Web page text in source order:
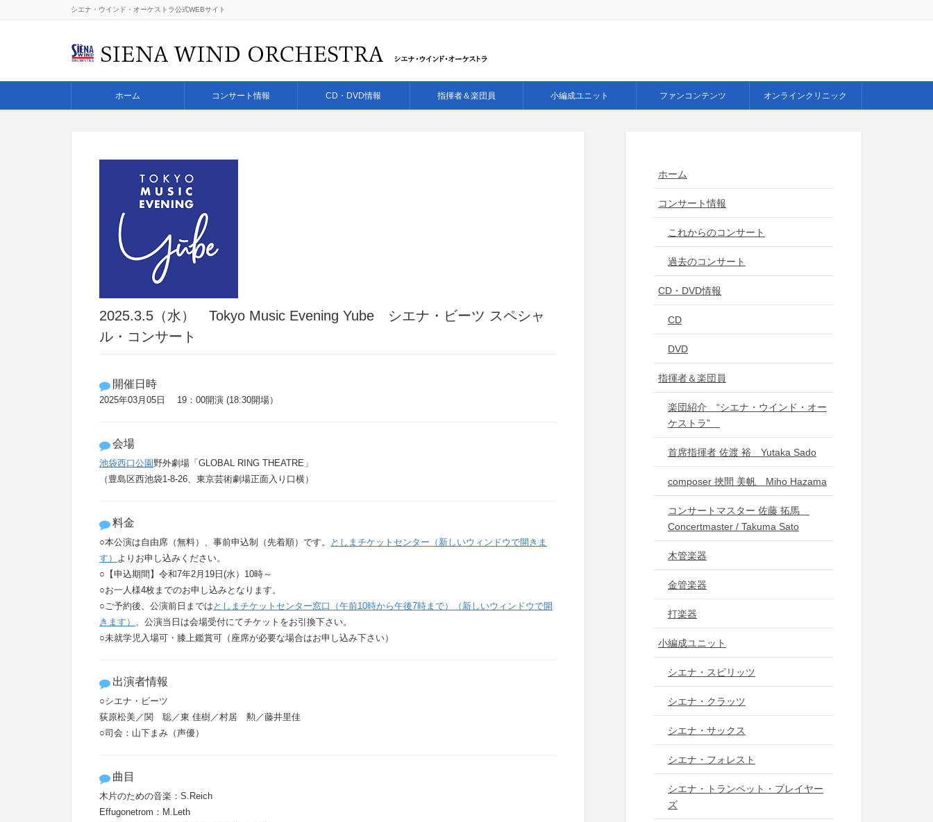
シエナ・ウインド・オーケストラ公式WEBサイト
ホーム コンサート情報 CD・DVD情報 指揮者＆楽団員 小編成ユニット ファンコンテンツ オンラインクリニック
2025.3.5（水） Tokyo Music Evening Yube シエナ・ビーツ スペシャ
ル・コンサート
開催日時
2025年03月05日 19：00開演 (18:30開場）
会場
池袋西口公園野外劇場「GLOBAL RING THEATRE」
（豊島区西池袋1-8-26、東京芸術劇場正面入り口横）
料金
○本公演は自由席（無料）、事前申込制（先着順）です。
としまチケットセンター（新しいウィンドウで開きま
す） よりお申し込みください。
○ 【申込期間】令和7年2月19日(水）10時～
○お一人様4枚までのお申し込みとなります。
○ご予約後、公演前日までは としまチケットセンター窓口（午前10時から午後7時まで）（新しいウィンドウで開
きます） 、公演当日は会場受付にてチケットをお引換下さい。
○未就学児入場可・膝上鑑賞可（座席が必要な場合はお申し込み下さい）
出演者情報
○シエナ・ビーツ
荻原松美／関 聡／東 佳樹／村居 勲／藤井里佳
○司会：山下まみ（声優）
曲目
木片のための音楽：S.Reich
Effugonetrom：M.Leth
ホーム
コンサート情報
これからのコンサート
過去のコンサート
CD・DVD情報
CD
DVD
指揮者＆楽団員
楽団紹介 “シエナ・ウインド・オー
ケストラ”
首席指揮者 佐渡 裕 Yutaka Sado
composer 挾間 美帆 Miho Hazama
コンサートマスター 佐藤 拓馬
Concertmaster / Takuma Sato
木管楽器
金管楽器
打楽器
小編成ユニット
シエナ・スピリッツ
シエナ・クラッツ
シエナ・サックス
シエナ・フォレスト
シエナ・トランペット・プレイヤー
ズ